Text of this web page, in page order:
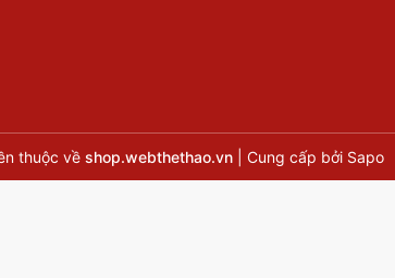
thuộc về shop.webthethao.vn Cung cấp bởi Sapo